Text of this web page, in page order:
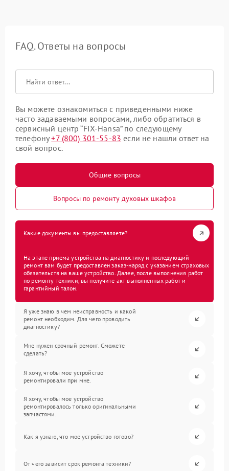
FAQ. Ответы на вопросы
Вы можете ознакомиться с приведенными ниже
часто задаваемыми вопросами, либо обратиться в
сервисный центр “FIX-Hansa” по следующему
телефону+7 (800) 301-55-83 если не нашли ответ на
свой вопрос.
Общие вопросы
Вопросы по ремонту духовых шкафов
Какие документы вы предоставляете?
На этапе приема устройства на диагностику и последующий
ремонт вам будет предоставлен заказ-наряд с указанием страховых
обязательств на ваше устройство. Далее, после выполнения работ
по ремонту техники, вы получите акт выполненных работ и
гарантийный талон.
Я уже знаю в чем неисправность и какой
ремонт необходим. Для чего проводить
диагностику?
Мне нужен срочный ремонт. Сможете
сделать?
Я хочу, чтобы мое устройство
ремонтировали при мне.
Я хочу, чтобы мое устройство
ремонтировалось только оригинальными
запчастями.
Как я узнаю, что мое устройство готово?
От чего зависит срок ремонта техники?